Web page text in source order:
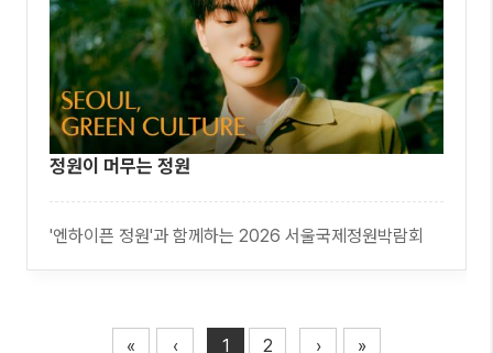
정원이 머무는 정원
'엔하이픈 정원'과 함께하는 2026 서울국제정원박람회
« ‹ 1 2 › »